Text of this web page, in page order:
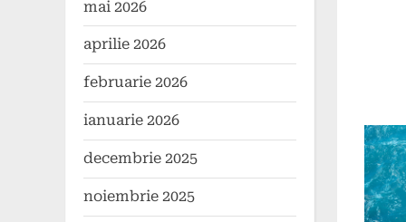
mai 2026
aprilie 2026
februarie 2026
ianuarie 2026
decembrie 2025
noiembrie 2025